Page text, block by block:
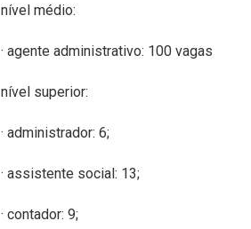
nível médio:
· agente administrativo: 100 vagas
nível superior:
· administrador: 6;
· assistente social: 13;
· contador: 9;